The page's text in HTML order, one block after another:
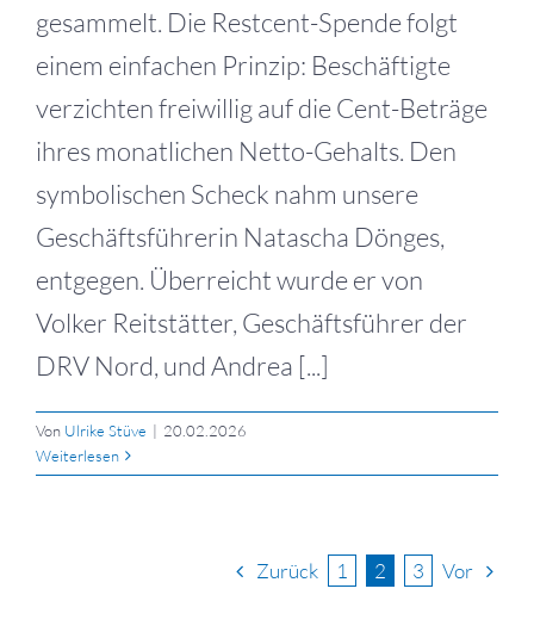
gesammelt. Die Restcent-Spende folgt
einem einfachen Prinzip: Beschäftigte
verzichten freiwillig auf die Cent-Beträge
ihres monatlichen Netto-Gehalts. Den
symbolischen Scheck nahm unsere
Geschäftsführerin Natascha Dönges,
entgegen. Überreicht wurde er von
Volker Reitstätter, Geschäftsführer der
DRV Nord, und Andrea [...]
Von Ulrike Stüve | 20.02.2026
Weiterlesen
Zurück 1 2 3 Vor